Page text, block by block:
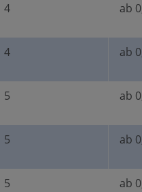
4 ab
4 ab
5 ab
5 ab
5 ab